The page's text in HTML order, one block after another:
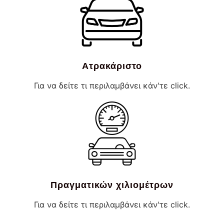
Ατρακάριστο
Για να δείτε τι περιλαμβάνει κάν'τε click.
Πραγματικών χιλιομέτρων
Για να δείτε τι περιλαμβάνει κάν'τε click.